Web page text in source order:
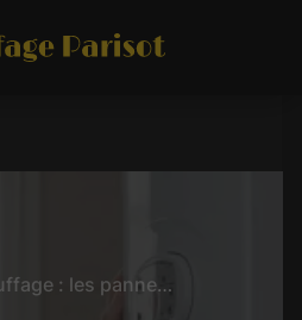
Dépannage de chauffage : les pannes les plus fréquentes et comment les éviter